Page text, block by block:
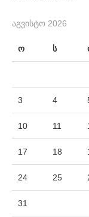
ᲐᲒᲕᲘᲡᲢᲝ 2026
ო ს
3 4
10 11
17 18
24 25
31